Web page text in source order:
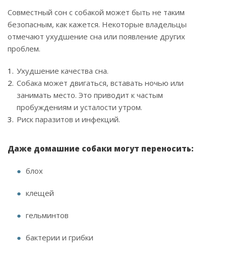
Совместный сон с собакой может быть не таким
безопасным, как кажется. Некоторые владельцы
отмечают ухудшение сна или появление других
проблем.
Ухудшение качества сна.
Собака может двигаться, вставать ночью или
занимать место. Это приводит к частым
пробуждениям и усталости утром.
Риск паразитов и инфекций.
Даже домашние собаки могут переносить:
блох
клещей
гельминтов
бактерии и грибки